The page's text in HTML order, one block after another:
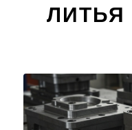
ЛИТЬЯ